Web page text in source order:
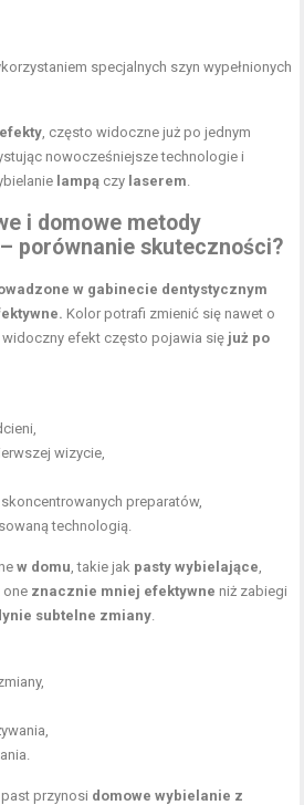
specjalnych szyn wypełnionych
, często widoczne już po jednym
nowocześniejsze technologie i
lampą czy laserem
i domowe metody
porównanie skuteczności?
w gabinecie dentystycznym
Kolor potrafi zmienić się nawet o
widoczny efekt często pojawia się już po
wizycie,
preparatów,
technologią.
w domu , takie jak pasty wybielające
one znacznie mniej efektywne niż zabiegi
subtelne zmiany
przynosi domowe wybielanie z